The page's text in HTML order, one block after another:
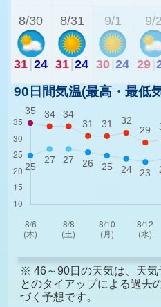
8/30
31|24
8/31
31|24
9/1
30 24
9/2
29
90日間気温(最高・最低
※ 46～90日の天気は、天気
とのタイアップによる過去
づく予想です。